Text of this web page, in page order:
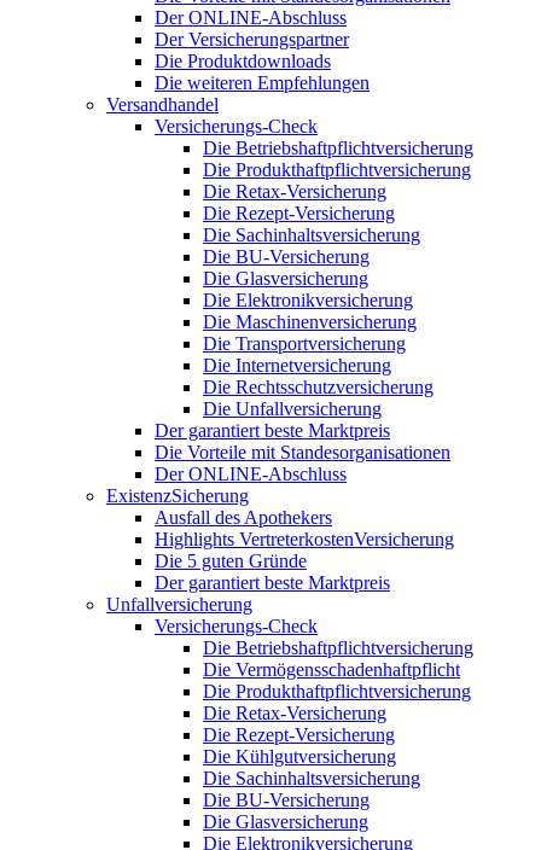
Der ONLINE-Abschluss
Der Versicherungspartner
Die Produktdownloads
Die weiteren Empfehlungen
Versandhandel
Versicherungs-Check
Die Betriebshaftpflichtversicherung
Die Produkthaftpflichtversicherung
Die Retax-Versicherung
Die Rezept-Versicherung
Die Sachinhaltsversicherung
Die BU-Versicherung
Die Glasversicherung
Die Elektronikversicherung
Die Maschinenversicherung
Die Transportversicherung
Die Internetversicherung
Die Rechtsschutzversicherung
Die Unfallversicherung
Der garantiert beste Marktpreis
Die Vorteile mit Standesorganisationen
Der ONLINE-Abschluss
ExistenzSicherung
Ausfall des Apothekers
Highlights VertreterkostenVersicherung
Die 5 guten Gründe
Der garantiert beste Marktpreis
Unfallversicherung
Versicherungs-Check
Die Betriebshaftpflichtversicherung
Die Vermögensschadenhaftpflicht
Die Produkthaftpflichtversicherung
Die Retax-Versicherung
Die Rezept-Versicherung
Die Kühlgutversicherung
Die Sachinhaltsversicherung
Die BU-Versicherung
Die Glasversicherung
Die Elektronikversicherung